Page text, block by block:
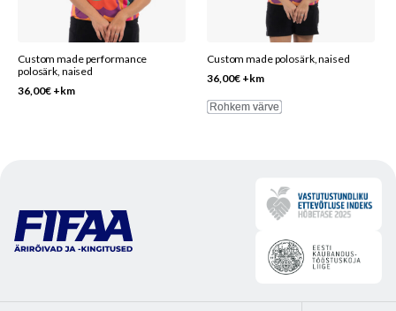
Custom made performance
polosärk, naised
36,00€ +km
be
chosen
on
Custom made polosärk, naised
36,00€ +km
Rohkem värve
be
chosen
on
the